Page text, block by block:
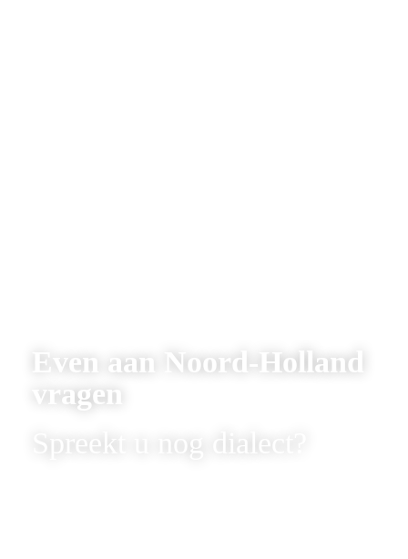
Even aan Noord-Holland
vragen
Spreekt u nog dialect?